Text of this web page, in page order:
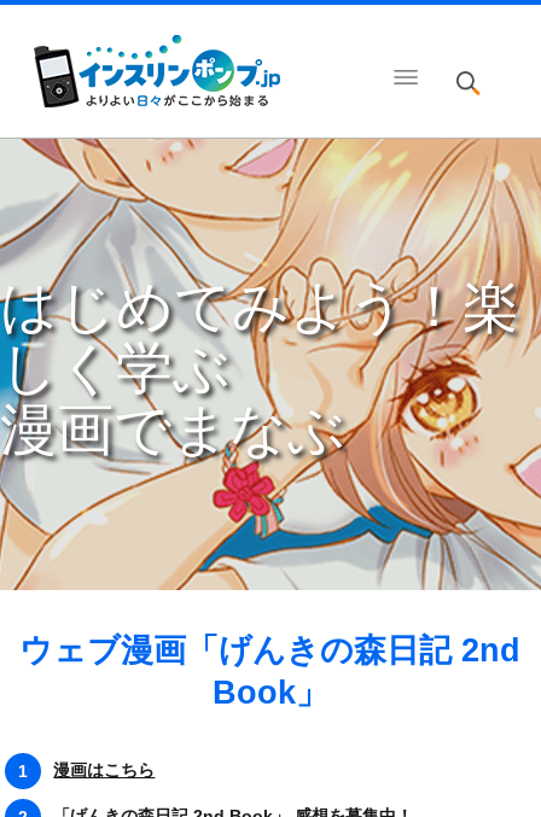
はじめてみよう！楽
しく学ぶ
漫画でまなぶ
ウェブ漫画「げんきの森日記 2nd
Book」
漫画はこちら